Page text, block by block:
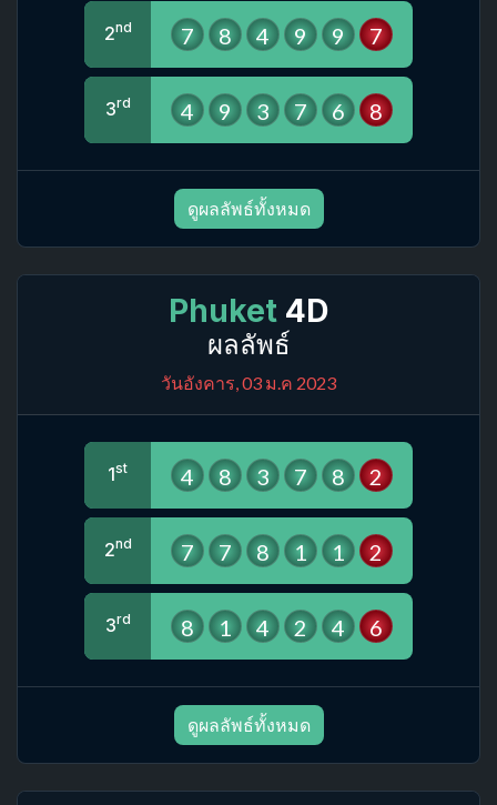
2nd 7 8 4 9 9 7
3rd 4 9 3 7 6 8
ดูผลลัพธ์ทั้งหมด
Phuket 4D
ผลลัพธ์
วันอังคาร, 03 ม.ค 2023
1st 4 8 3 7 8 2
2nd 7 7 8 1 1 2
3rd 8 1 4 2 4 6
ดูผลลัพธ์ทั้งหมด